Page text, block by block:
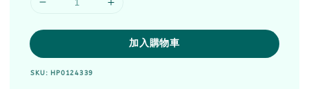
加入購物車
SKU: HP0124339